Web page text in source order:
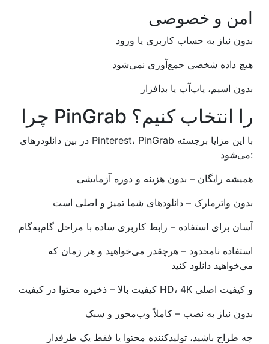
امن و خصوصی
بدون نیاز به حساب کاربری یا ورود
هیچ داده شخصی جمع‌آوری نمی‌شود
بدون اسپم، پاپ‌آپ یا بدافزار
چرا PinGrab را انتخاب کنیم؟
در بین دانلودرهای Pinterest، PinGrab با این مزایا برجسته
می‌شود:
همیشه رایگان – بدون هزینه و دوره آزمایشی
بدون واترمارک – دانلودهای شما تمیز و اصلی است
آسان برای استفاده – رابط کاربری ساده با مراحل گام‌به‌گام
استفاده نامحدود – هرچقدر می‌خواهید و هر زمان که
می‌خواهید دانلود کنید
کیفیت بالا – ذخیره محتوا در کیفیت HD، 4K و کیفیت اصلی
بدون نیاز به نصب – کاملاً وب‌محور و سبک
چه طراح باشید، تولیدکننده محتوا یا فقط یک طرفدار